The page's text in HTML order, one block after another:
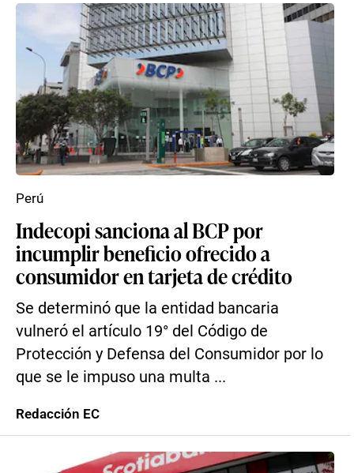
Indecopi sanciona al BCP por
incumplir beneficio ofrecido a
consumidor en tarjeta de crédito
Se determinó que la entidad bancaria
vulneró el artículo 19° del Código de
Protección y Defensa del Consumidor por lo
que se le impuso una multa ...
Perú
Redacción EC